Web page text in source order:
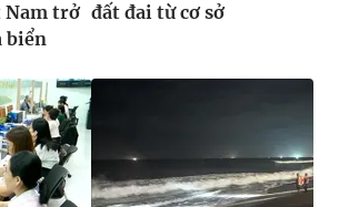
trở
biển
đất đai từ cơ sở